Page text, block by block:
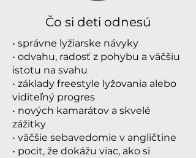
Čo si deti odnesú
• správne lyžiarske návyky
• odvahu, radosť z pohybu a väčšiu
istotu na svahu
• základy freestyle lyžovania alebo
viditeľný progres
• nových kamarátov a skvelé
zážitky
• väčšie sebavedomie v angličtine
• pocit, že dokážu viac, ako si